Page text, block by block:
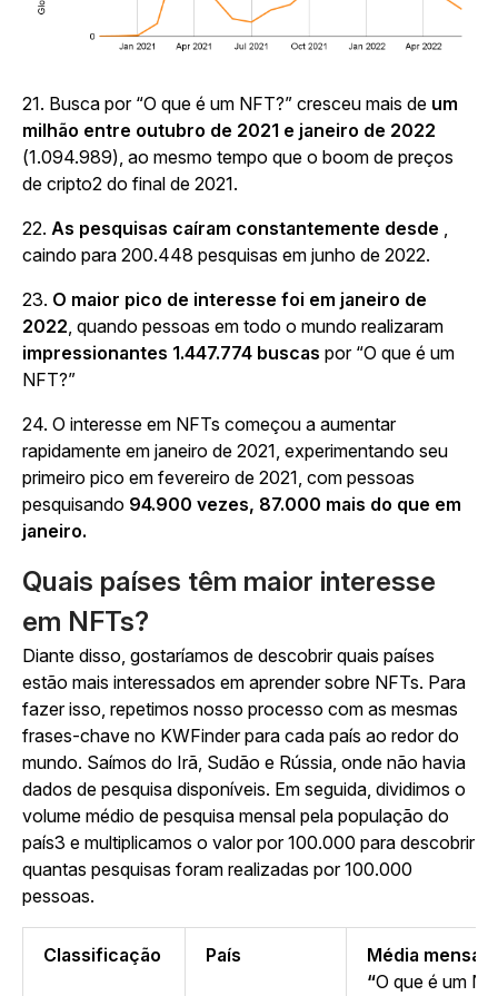
21. Busca por “O que é um NFT?” cresceu mais de um
milhão entre outubro de 2021 e janeiro de 2022
(1.094.989), ao mesmo tempo que o boom de preços
de cripto2 do final de 2021.
22. As pesquisas caíram constantemente desde ,
caindo para 200.448 pesquisas em junho de 2022.
23. O maior pico de interesse foi em janeiro de
2022, quando pessoas em todo o mundo realizaram
impressionantes 1.447.774 buscas por “O que é um
NFT?”
24. O interesse em NFTs começou a aumentar
rapidamente em janeiro de 2021, experimentando seu
primeiro pico em fevereiro de 2021, com pessoas
pesquisando 94.900 vezes, 87.000 mais do que em
janeiro.
Quais países têm maior interesse
em NFTs?
Diante disso, gostaríamos de descobrir quais países
estão mais interessados em aprender sobre NFTs. Para
fazer isso, repetimos nosso processo com as mesmas
frases-chave no KWFinder para cada país ao redor do
mundo. Saímos do Irã, Sudão e Rússia, onde não havia
dados de pesquisa disponíveis. Em seguida, dividimos o
volume médio de pesquisa mensal pela população do
país3 e multiplicamos o valor por 100.000 para descobrir
quantas pesquisas foram realizadas por 100.000
pessoas.
Classificação País
Média mensal
“O que é um